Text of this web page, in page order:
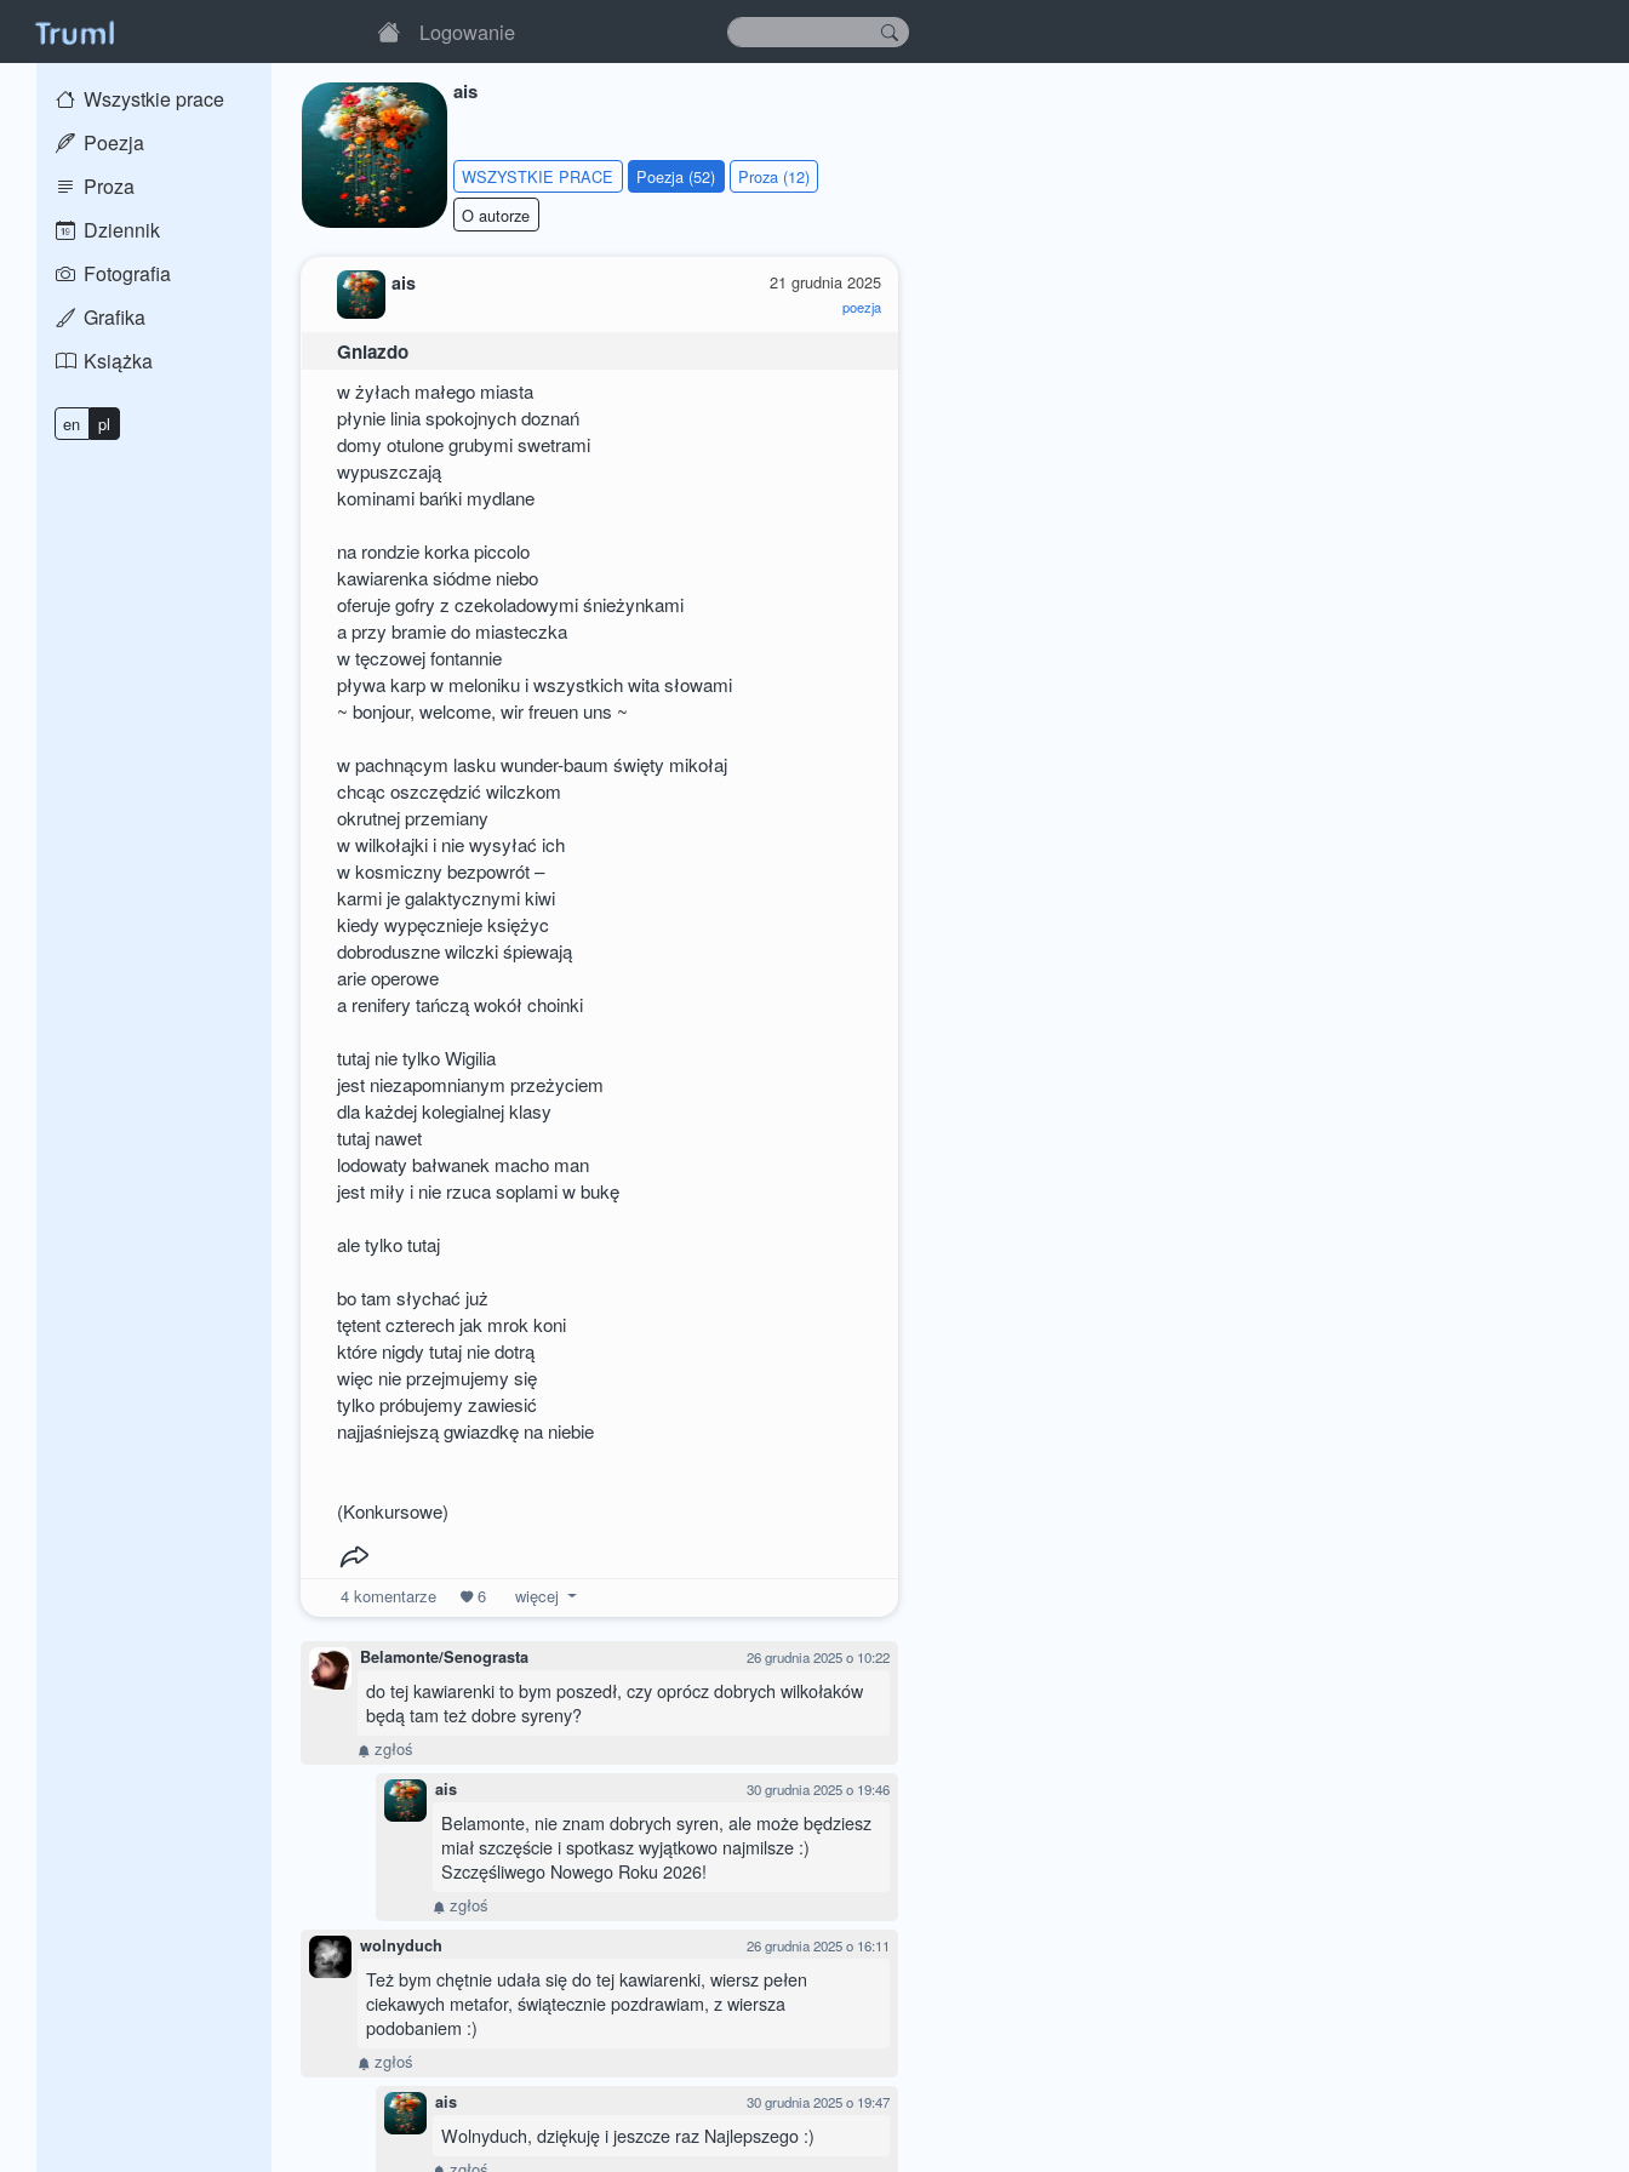
Logowanie
Wszystkie prace
Poezja
Proza
Dziennik
Fotografia
Grafika
Książka
en pl
ais
WSZYSTKIE PRACE Poezja (52)
Proza (12)
O autorze
21 grudnia 2025
poezja
ais
Gniazdo
w żyłach małego miasta
płynie linia spokojnych doznań
domy otulone grubymi swetrami
wypuszczają
kominami bańki mydlane
na rondzie korka piccolo
kawiarenka siódme niebo
oferuje gofry z czekoladowymi śnieżynkami
a przy bramie do miasteczka
w tęczowej fontannie
pływa karp w meloniku i wszystkich wita słowami
~ bonjour, welcome, wir freuen uns ~
w pachnącym lasku wunder-baum święty mikołaj
chcąc oszczędzić wilczkom
okrutnej przemiany
w wilkołajki i nie wysyłać ich
w kosmiczny bezpowrót –
karmi je galaktycznymi kiwi
kiedy wypęcznieje księżyc
dobroduszne wilczki śpiewają
arie operowe
a renifery tańczą wokół choinki
tutaj nie tylko Wigilia
jest niezapomnianym przeżyciem
dla każdej kolegialnej klasy
tutaj nawet
lodowaty bałwanek macho man
jest miły i nie rzuca soplami w bukę
ale tylko tutaj
bo tam słychać już
tętent czterech jak mrok koni
które nigdy tutaj nie dotrą
więc nie przejmujemy się
tylko próbujemy zawiesić
najjaśniejszą gwiazdkę na niebie
(Konkursowe)
4komentarze 6 więcej
Belamonte/Senograsta 26 grudnia 2025 o 10:22
do tej kawiarenki to bym poszedł, czy oprócz dobrych wilkołaków
będą tam też dobre syreny?
zgłoś
ais 30 grudnia 2025 o 19:46
Belamonte, nie znam dobrych syren, ale może będziesz
miał szczęście i spotkasz wyjątkowo najmilsze :)
Szczęśliwego Nowego Roku 2026!
zgłoś
wolnyduch 26 grudnia 2025 o 16:11
Też bym chętnie udała się do tej kawiarenki, wiersz pełen
ciekawych metafor, świątecznie pozdrawiam, z wiersza
podobaniem :)
zgłoś
ais 30 grudnia 2025 o 19:47
Wolnyduch, dziękuję i jeszcze raz Najlepszego :)